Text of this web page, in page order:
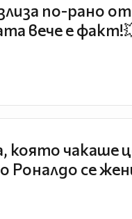
по-рано
вече е
която чакаше
Роналдо се